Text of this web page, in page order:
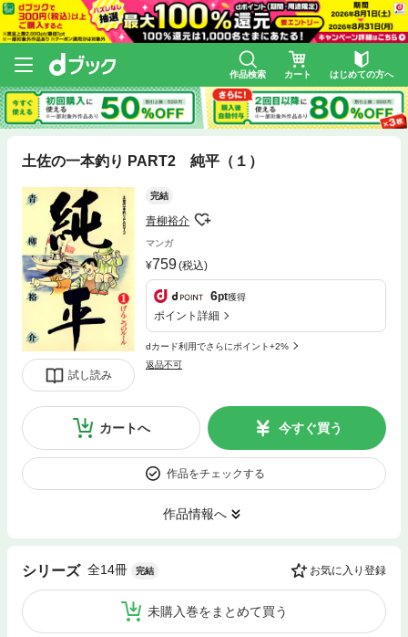
作品検索 カート はじめての方へ
土佐の一本釣り PART2 純平（１）
試し読み
完結
青柳裕介
マンガ
759(税込)
6pt獲得
ポイント詳細
dカード利用でさらにポイント+2%
返品不可
カートへ 今すぐ買う
作品をチェックする
作品情報へ
シリーズ 全14冊 完結 お気に入り登録
未購入巻をまとめて買う